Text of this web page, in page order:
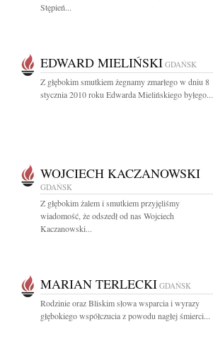
Stępień...
EDWARD MIELIŃSKI GDAŃSK
Z głębokim smutkiem żegnamy zmarłego w dniu 8
stycznia 2010 roku Edwarda Mielińskiego byłego...
WOJCIECH KACZANOWSKI
GDAŃSK
Z głębokim żalem i smutkiem przyjęliśmy
wiadomość, że odszedł od nas Wojciech
Kaczanowski...
MARIAN TERLECKI GDAŃSK
Rodzinie oraz Bliskim słowa wsparcia i wyrazy
głębokiego współczucia z powodu nagłej śmierci...